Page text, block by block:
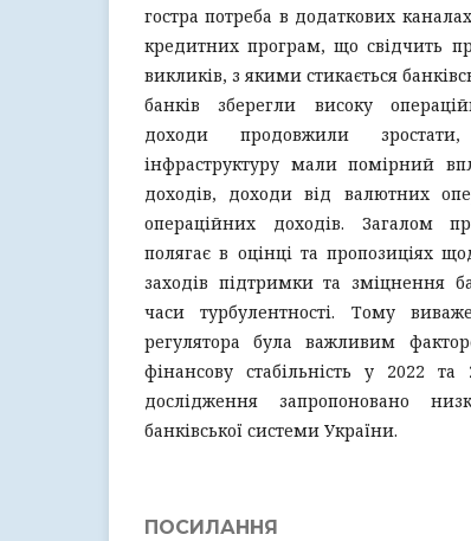
гостра потреба в додаткових
кредитних програм, що свідчить
викликів, з якими стикається
банків зберегли високу
доходи продовжили
інфраструктуру мали помірний
доходів, доходи від валютних
операційних доходів. Загалом
полягає в оцінці та пропозиціях
заходів підтримки та зміцнення
часи турбулентності. Тому
регулятора була важливим
фінансову стабільність у 2022
дослідження запропоновано
банківської системи України.
ПОСИЛАННЯ